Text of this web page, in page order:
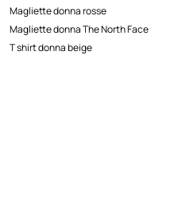
Magliette donna rosse
Magliette donna The North Face
T shirt donna beige